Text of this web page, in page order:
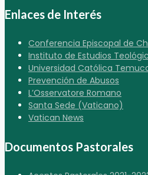
Enlaces de Interés
Conferencia Episcopal de
Instituto de Estudios
Universidad Católica
Prevención de Abusos
L’Osservatore Romano
Santa Sede (Vaticano)
Vatican News
Documentos Pastorales